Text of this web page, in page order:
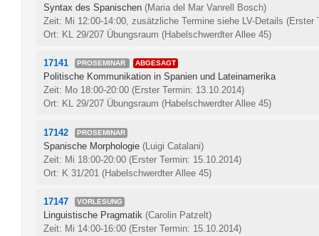
Syntax des Spanischen (Maria del Mar Vanrell Bosch)
Zeit: Mi 12:00-14:00, zusätzliche Termine siehe LV-Details (Erster
Ort: KL 29/207 Übungsraum (Habelschwerdter Allee 45)
17141 PROSEMINAR ABGESAGT
Politische Kommunikation in Spanien und Lateinamerika
Zeit: Mo 18:00-20:00 (Erster Termin: 13.10.2014)
Ort: KL 29/207 Übungsraum (Habelschwerdter Allee 45)
17142 PROSEMINAR
Spanische Morphologie (Luigi Catalani)
Zeit: Mi 18:00-20:00 (Erster Termin: 15.10.2014)
Ort: K 31/201 (Habelschwerdter Allee 45)
17147 VORLESUNG
Linguistische Pragmatik (Carolin Patzelt)
Zeit: Mi 14:00-16:00 (Erster Termin: 15.10.2014)